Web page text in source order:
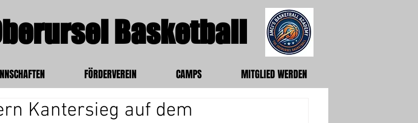
Basketball
FÖRDERVEREIN CAMPS MITGLIED WERDEN
Kantersieg auf dem